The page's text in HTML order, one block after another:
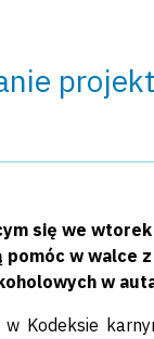
się we
w walce
w
Kodeksie